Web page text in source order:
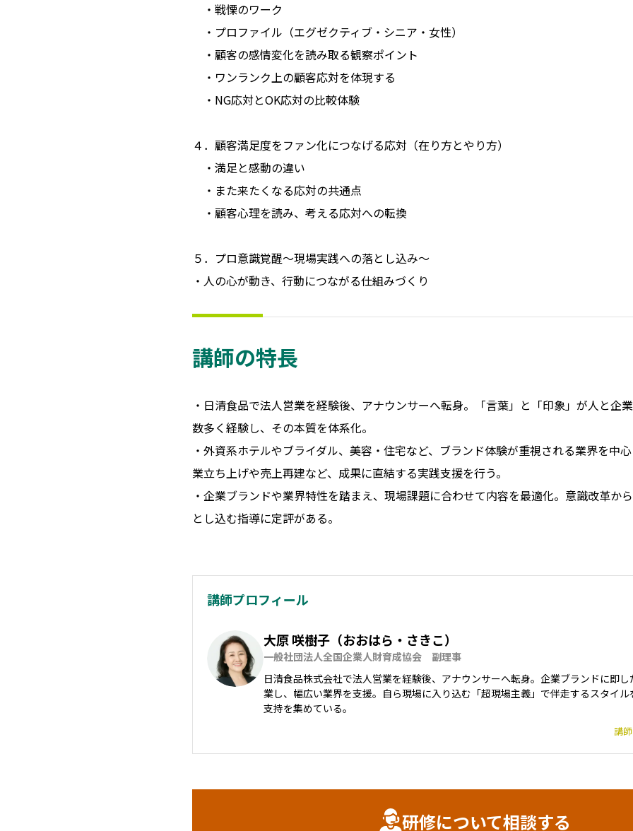
・戦慄のワーク
・プロファイル（エグゼクティブ・シニア・女性）
・顧客の感情変化を読み取る観察ポイント
・ワンランク上の顧客応対を体現する
・NG応対とOK応対の比較体験
４．顧客満足度をファン化につなげる応対（在り方とやり方）
・満足と感動の違い
・また来たくなる応対の共通点
・顧客心理を読み、考える応対への転換
５．プロ意識覚醒～現場実践への落とし込み～
・人の心が動き、行動につながる仕組みづくり
講師の特長
・日清食品で法人営業を経験後、アナウンサーへ転身。「言葉」と「印象」が人と企
数多く経験し、その本質を体系化。
・外資系ホテルやブライダル、美容・住宅など、ブランド体験が重視される業界を中
業立ち上げや売上再建など、成果に直結する実践支援を行う。
・企業ブランドや業界特性を踏まえ、現場課題に合わせて内容を最適化。意識改革か
とし込む指導に定評がある。
講師プロフィール
大原 咲樹子（おおはら・さきこ）
一般社団法人全国企業人財育成協会　副理事
日清食品株式会社で法人営業を経験後、アナウンサーへ転身。企業ブランドに即
業し、幅広い業界を支援。自ら現場に入り込む「超現場主義」で伴走するスタイ
支持を集めている。
講師
研修について相談する